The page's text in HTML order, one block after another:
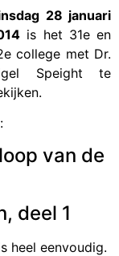
28 januari
is het 31e en
college met Dr.
Speight te
van de
deel 1
heel eenvoudig.